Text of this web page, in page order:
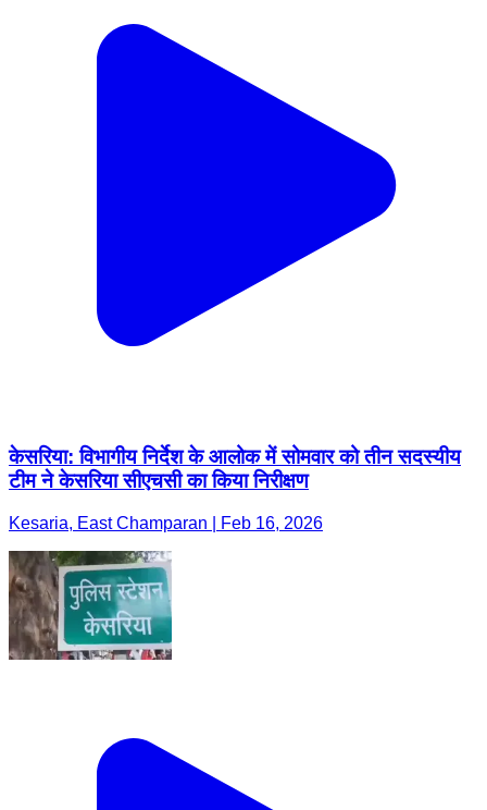
केसरिया: विभागीय निर्देश के आलोक में सोमवार को तीन सदस्यीय
टीम ने केसरिया सीएचसी का किया निरीक्षण
Kesaria, East Champaran | Feb 16, 2026